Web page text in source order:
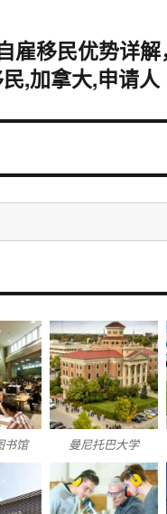
雇移民优势详
,加拿大,申请人
书馆 曼尼托巴大学